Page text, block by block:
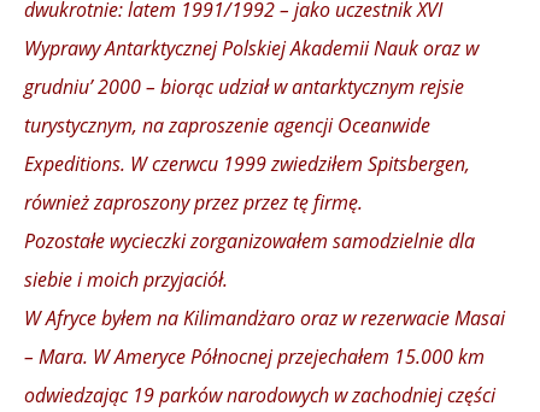
dwukrotnie: latem 1991/1992 – jako uczestnik XVI
Wyprawy Antarktycznej Polskiej Akademii Nauk oraz w
grudniu’ 2000 – biorąc udział w antarktycznym rejsie
turystycznym, na zaproszenie agencji Oceanwide
Expeditions. W czerwcu 1999 zwiedziłem Spitsbergen,
również zaproszony przez przez tę firmę.
Pozostałe wycieczki zorganizowałem samodzielnie dla
siebie i moich przyjaciół.
W Afryce byłem na Kilimandżaro oraz w rezerwacie Masai
– Mara. W Ameryce Północnej przejechałem 15.000 km
odwiedzając 19 parków narodowych w zachodniej części